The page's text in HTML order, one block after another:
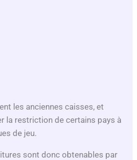
les anciennes caisses, et
la restriction de certains pays à
de jeu.
sont donc obtenables par